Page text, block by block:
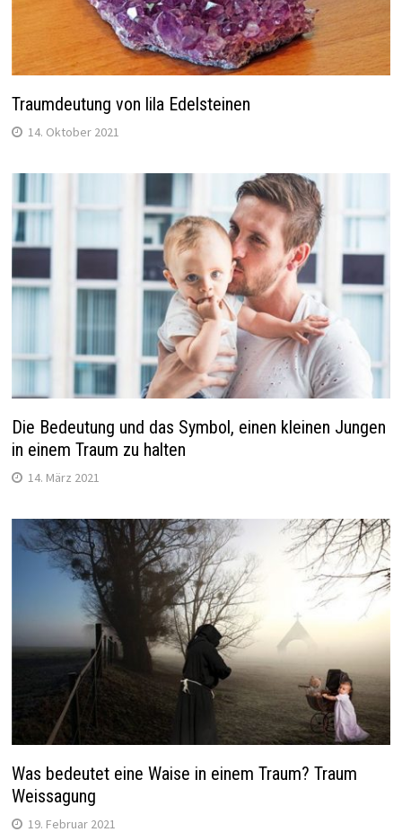
Traumdeutung von lila Edelsteinen
14. Oktober 2021
Die Bedeutung und das Symbol, einen kleinen Jungen
in einem Traum zu halten
14. März 2021
Was bedeutet eine Waise in einem Traum? Traum
Weissagung
19. Februar 2021